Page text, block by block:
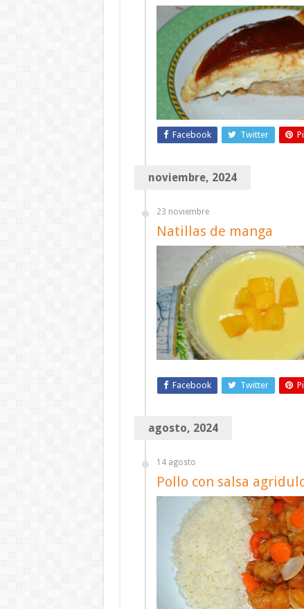
Facebook Twitter
noviembre, 2024
23 noviembre
Natillas de manga
Facebook Twitter
agosto, 2024
14 agosto
Pollo con salsa